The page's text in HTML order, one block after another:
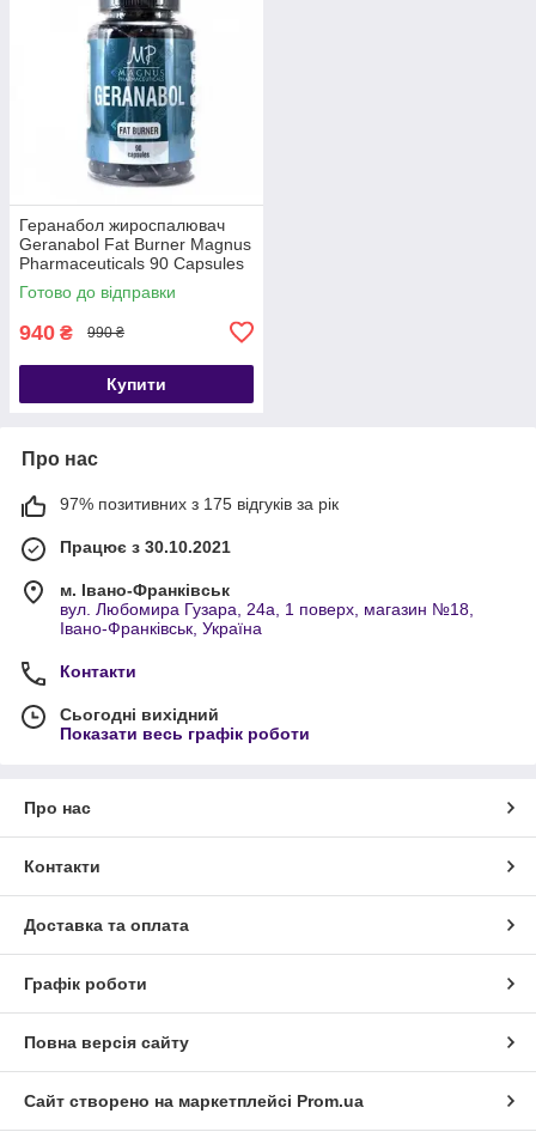
Геранабол жироспалювач
Geranabol Fat Burner Magnus
Pharmaceuticals 90 Capsules
Готово до відправки
940 ₴ 990 ₴
Купити
Про нас
97% позитивних з 175 відгуків за рік
Працює з 30.10.2021
м. Івано-Франківськ
вул. Любомира Гузара, 24а, 1 поверх, магазин №18,
Івано-Франківськ, Україна
Контакти
Сьогодні вихідний
Показати весь графік роботи
Про нас
Контакти
Доставка та оплата
Графік роботи
Повна версія сайту
Сайт створено на маркетплейсі Prom.ua